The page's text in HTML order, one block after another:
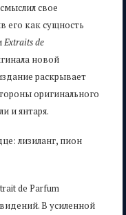
свое
его как сущность
Extraits de
новой
раскрывает
оригинального
и янтаря.
лизиланг, пион
de Parfum
В усиленной